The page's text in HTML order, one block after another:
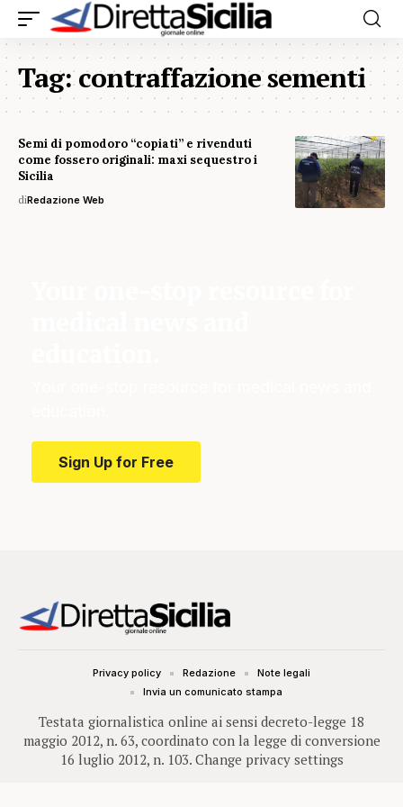
Tag:contraffazione sementi
Semi di pomodoro “copiati” e rivenduti
come fossero originali: maxi sequestro i
Sicilia
diRedazione Web
Sign Up for Free
Testata giornalistica online ai sensi decreto-legge 18
maggio 2012, n. 63, coordinato con la legge di conversione
16 luglio 2012, n. 103. Change privacy settings
Privacy policy Redazione
Note legali
Invia un comunicato stampa